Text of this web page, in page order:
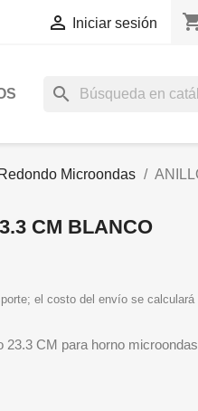
 Iniciar sesión
search
Microondas
CM BLANCO
el costo del envío se
23.3 CM para horno